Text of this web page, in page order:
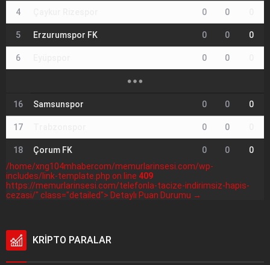
4 0 0
5 Erzurumspor FK 0 0 0
6 0 0
16 Samsunspor 0 0 0
17 0 0
18 Çorum FK 0 0
0
/home/xng104mhabercom/memurlarinsesi.com/wp-
includes/link-template.php on line 409
https://memurlarinsesi.com/telefonla-tacize-indirimsiz-hapis-
cezasi/" class="detailed"> Detaylı Puan Durumu →
KRİPTO PARALAR